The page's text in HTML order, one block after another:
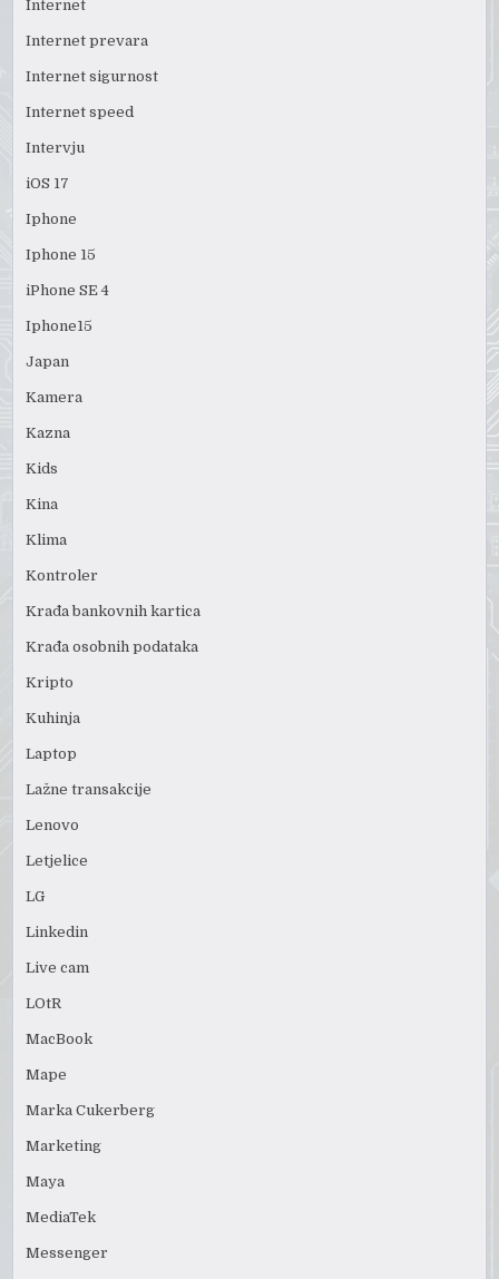
Internet
Internet prevara
Internet sigurnost
Internet speed
Intervju
iOS 17
Iphone
Iphone 15
iPhone SE 4
Iphone15
Japan
Kamera
Kazna
Kids
Kina
Klima
Kontroler
Krađa bankovnih kartica
Krađa osobnih podataka
Kripto
Kuhinja
Laptop
Lažne transakcije
Lenovo
Letjelice
LG
Linkedin
Live cam
LOtR
MacBook
Mape
Marka Cukerberg
Marketing
Maya
MediaTek
Messenger